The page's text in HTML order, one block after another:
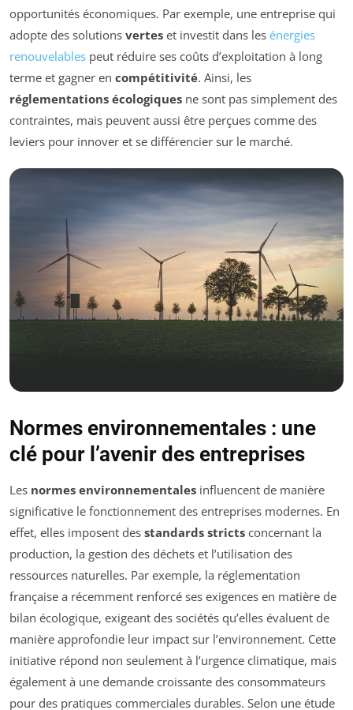
opportunités économiques. Par exemple, une entreprise qui
adopte des solutions vertes et investit dans les énergies
renouvelables peut réduire ses coûts d’exploitation à long
terme et gagner en compétitivité. Ainsi, les
réglementations écologiques ne sont pas simplement des
contraintes, mais peuvent aussi être perçues comme des
leviers pour innover et se différencier sur le marché.
Normes environnementales : une
clé pour l’avenir des entreprises
Les normes environnementales influencent de manière
significative le fonctionnement des entreprises modernes. En
effet, elles imposent des standards stricts concernant la
production, la gestion des déchets et l’utilisation des
ressources naturelles. Par exemple, la réglementation
française a récemment renforcé ses exigences en matière de
bilan écologique, exigeant des sociétés qu’elles évaluent de
manière approfondie leur impact sur l’environnement. Cette
initiative répond non seulement à l’urgence climatique, mais
également à une demande croissante des consommateurs
pour des pratiques commerciales durables. Selon une étude